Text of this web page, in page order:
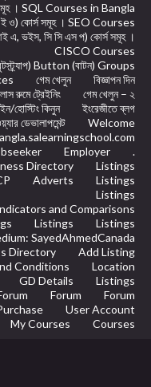
। SQL Courses in Bangla
ই ও) কোর্স সমূহ । SEO Courses
এ, ভইস, সি সি এস প) কোর্স সমূহ ।
CISCO Courses
Button (বাটন) Groups
গেম খেলুন
বিজ্ঞাপন দিন
রুমে ট্রেইনিং
গেম খেলুন – ২
হোস্টিং কিনুন
ইংরেজীতে ব্লগ
ডেভালাপমেন্ট
Welcome
Employer
.
Directory
Listings
Adverts
Listings
Listings
and Comparisons
Listings
Listings
SayedAhmedCanada
Directory
Add Listing
Conditions
Location
GD Details
Listings
Forum
Forum
User Account
My Courses
Courses